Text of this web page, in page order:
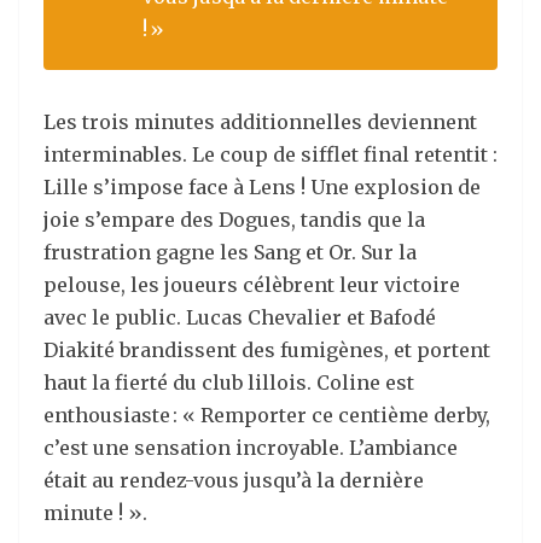
! »
Les trois minutes additionnelles deviennent
interminables. Le coup de sifflet final retentit :
Lille s’impose face à Lens ! Une explosion de
joie s’empare des Dogues, tandis que la
frustration gagne les Sang et Or. Sur la
pelouse, les joueurs célèbrent leur victoire
avec le public. Lucas Chevalier et Bafodé
Diakité brandissent des fumigènes, et portent
haut la fierté du club lillois. Coline est
enthousiaste : « Remporter ce centième derby,
c’est une sensation incroyable. L’ambiance
était au rendez-vous jusqu’à la dernière
minute ! ».